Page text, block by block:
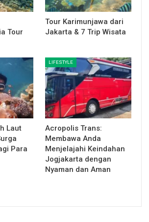
Tour
Tour Karimunjawa dari
Jakarta & 7 Trip Wisata
Laut
Para
LIFESTYLE
Acropolis Trans:
Membawa Anda
Menjelajahi Keindahan
Jogjakarta dengan
Nyaman dan Aman